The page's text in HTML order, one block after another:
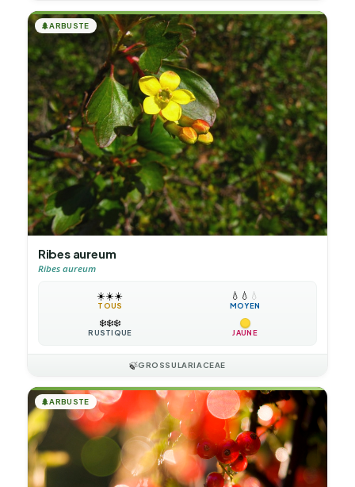
🌲ARBUSTE
Ribes aureum
Ribes aureum
☀️☀️☀️
TOUS
💧 💧 💧
MOYEN
❄️❄️❄️
RUSTIQUE JAUNE
🍃GROSSULARIACEAE
🌲ARBUSTE